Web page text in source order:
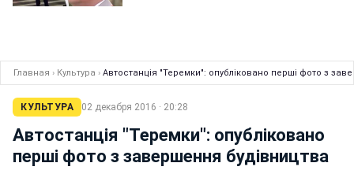
Главная › Культура › Автостанція "Теремки": опубліковано перші фото з
КУЛЬТУРА 02 декабря 2016 · 20:28
Автостанція "Теремки": опубліковано
перші фото з завершення будівництва